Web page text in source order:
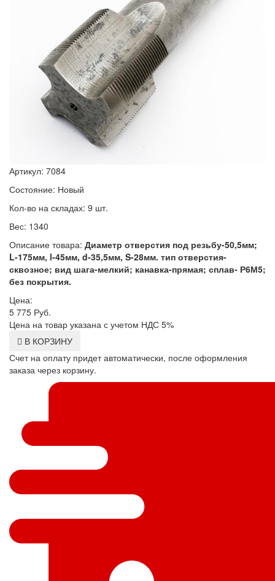
Артикул: 7084
Состояние: Новый
Кол-во на складах: 9 шт.
Вес: 1340
Описание товара: Диаметр отверстия под резьбу-50,5мм;
L-175мм, l-45мм, d-35,5мм, S-28мм. тип отверстия-
сквозное; вид шага-мелкий; канавка-прямая; сплав- Р6М5;
без покрытия.
Цена:
5 775 Руб.
Цена на товар указана с учетом НДС 5%
В КОРЗИНУ
Счет на оплату придет автоматически, после оформления
заказа через корзину.